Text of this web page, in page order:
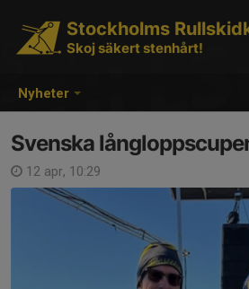
Nyheter
Stockholms
Skoj säkert stenhårt!
Svenska
12 apr, 10:29